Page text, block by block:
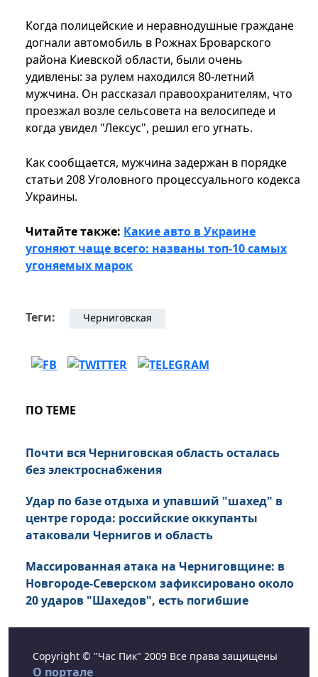
Когда полицейские и неравнодушные граждане
догнали автомобиль в Рожнах Броварского
района Киевской области, были очень
удивлены: за рулем находился 80-летний
мужчина. Он рассказал правоохранителям, что
проезжал возле сельсовета на велосипеде и
когда увидел "Лексус", решил его угнать.
Как сообщается, мужчина задержан в порядке
статьи 208 Уголовного процессуального кодекса
Украины.
Читайте также: Какие авто в Украине
угоняют чаще всего: названы топ-10 самых
угоняемых марок
Теги: Черниговская
ПО ТЕМЕ
Почти вся Черниговская область осталась
без электроснабжения
Удар по базе отдыха и упавший "шахед" в
центре города: российские оккупанты
атаковали Чернигов и область
Массированная атака на Черниговщине: в
Новгороде-Северском зафиксировано около
20 ударов "Шахедов", есть погибшие
Copyright © "Час Пик" 2009 Все права защищены
О портале